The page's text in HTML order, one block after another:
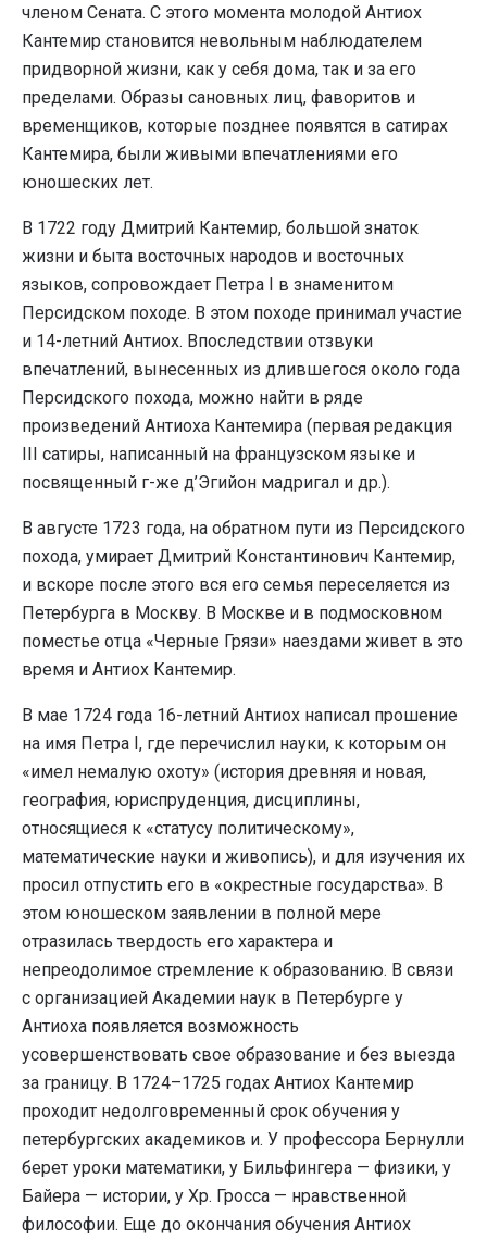
членом Сената. С этого момента молодой Антиох
Кантемир становится невольным наблюдателем
придворной жизни, как у себя дома, так и за его
пределами. Образы сановных лиц, фаворитов и
временщиков, которые позднее появятся в сатирах
Кантемира, были живыми впечатлениями его
юношеских лет.
В 1722 году Дмитрий Кантемир, большой знаток
жизни и быта восточных народов и восточных
языков, сопровождает Петра I в знаменитом
Персидском походе. В этом походе принимал участие
и 14-летний Антиох. Впоследствии отзвуки
впечатлений, вынесенных из длившегося около года
Персидского похода, можно найти в ряде
произведений Антиоха Кантемира (первая редакция
III сатиры, написанный на французском языке и
посвященный г-же д’Эгийон мадригал и др.).
В августе 1723 года, на обратном пути из Персидского
похода, умирает Дмитрий Константинович Кантемир,
и вскоре после этого вся его семья переселяется из
Петербурга в Москву. В Москве и в подмосковном
поместье отца «Черные Грязи» наездами живет в это
время и Антиох Кантемир.
В мае 1724 года 16-летний Антиох написал прошение
на имя Петра I, где перечислил науки, к которым он
«имел немалую охоту» (история древняя и новая,
география, юриспруденция, дисциплины,
относящиеся к «статусу политическому»,
математические науки и живопись), и для изучения их
просил отпустить его в «окрестные государства». В
этом юношеском заявлении в полной мере
отразилась твердость его характера и
непреодолимое стремление к образованию. В связи
с организацией Академии наук в Петербурге у
Антиоха появляется возможность
усовершенствовать свое образование и без выезда
за границу. В 1724–1725 годах Антиох Кантемир
проходит недолговременный срок обучения у
петербургских академиков и. У профессора Бернулли
берет уроки математики, у Бильфингера — физики, у
Байера — истории, у Хр. Гросса — нравственной
философии. Еще до окончания обучения Антиох